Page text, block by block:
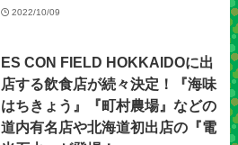
2022/10/09
ES CON FIELD HOKKAIDOに出
店する飲食店が続々決定！『海味
はちきょう』『町村農場』などの
道内有名店や北海道初出店の『電